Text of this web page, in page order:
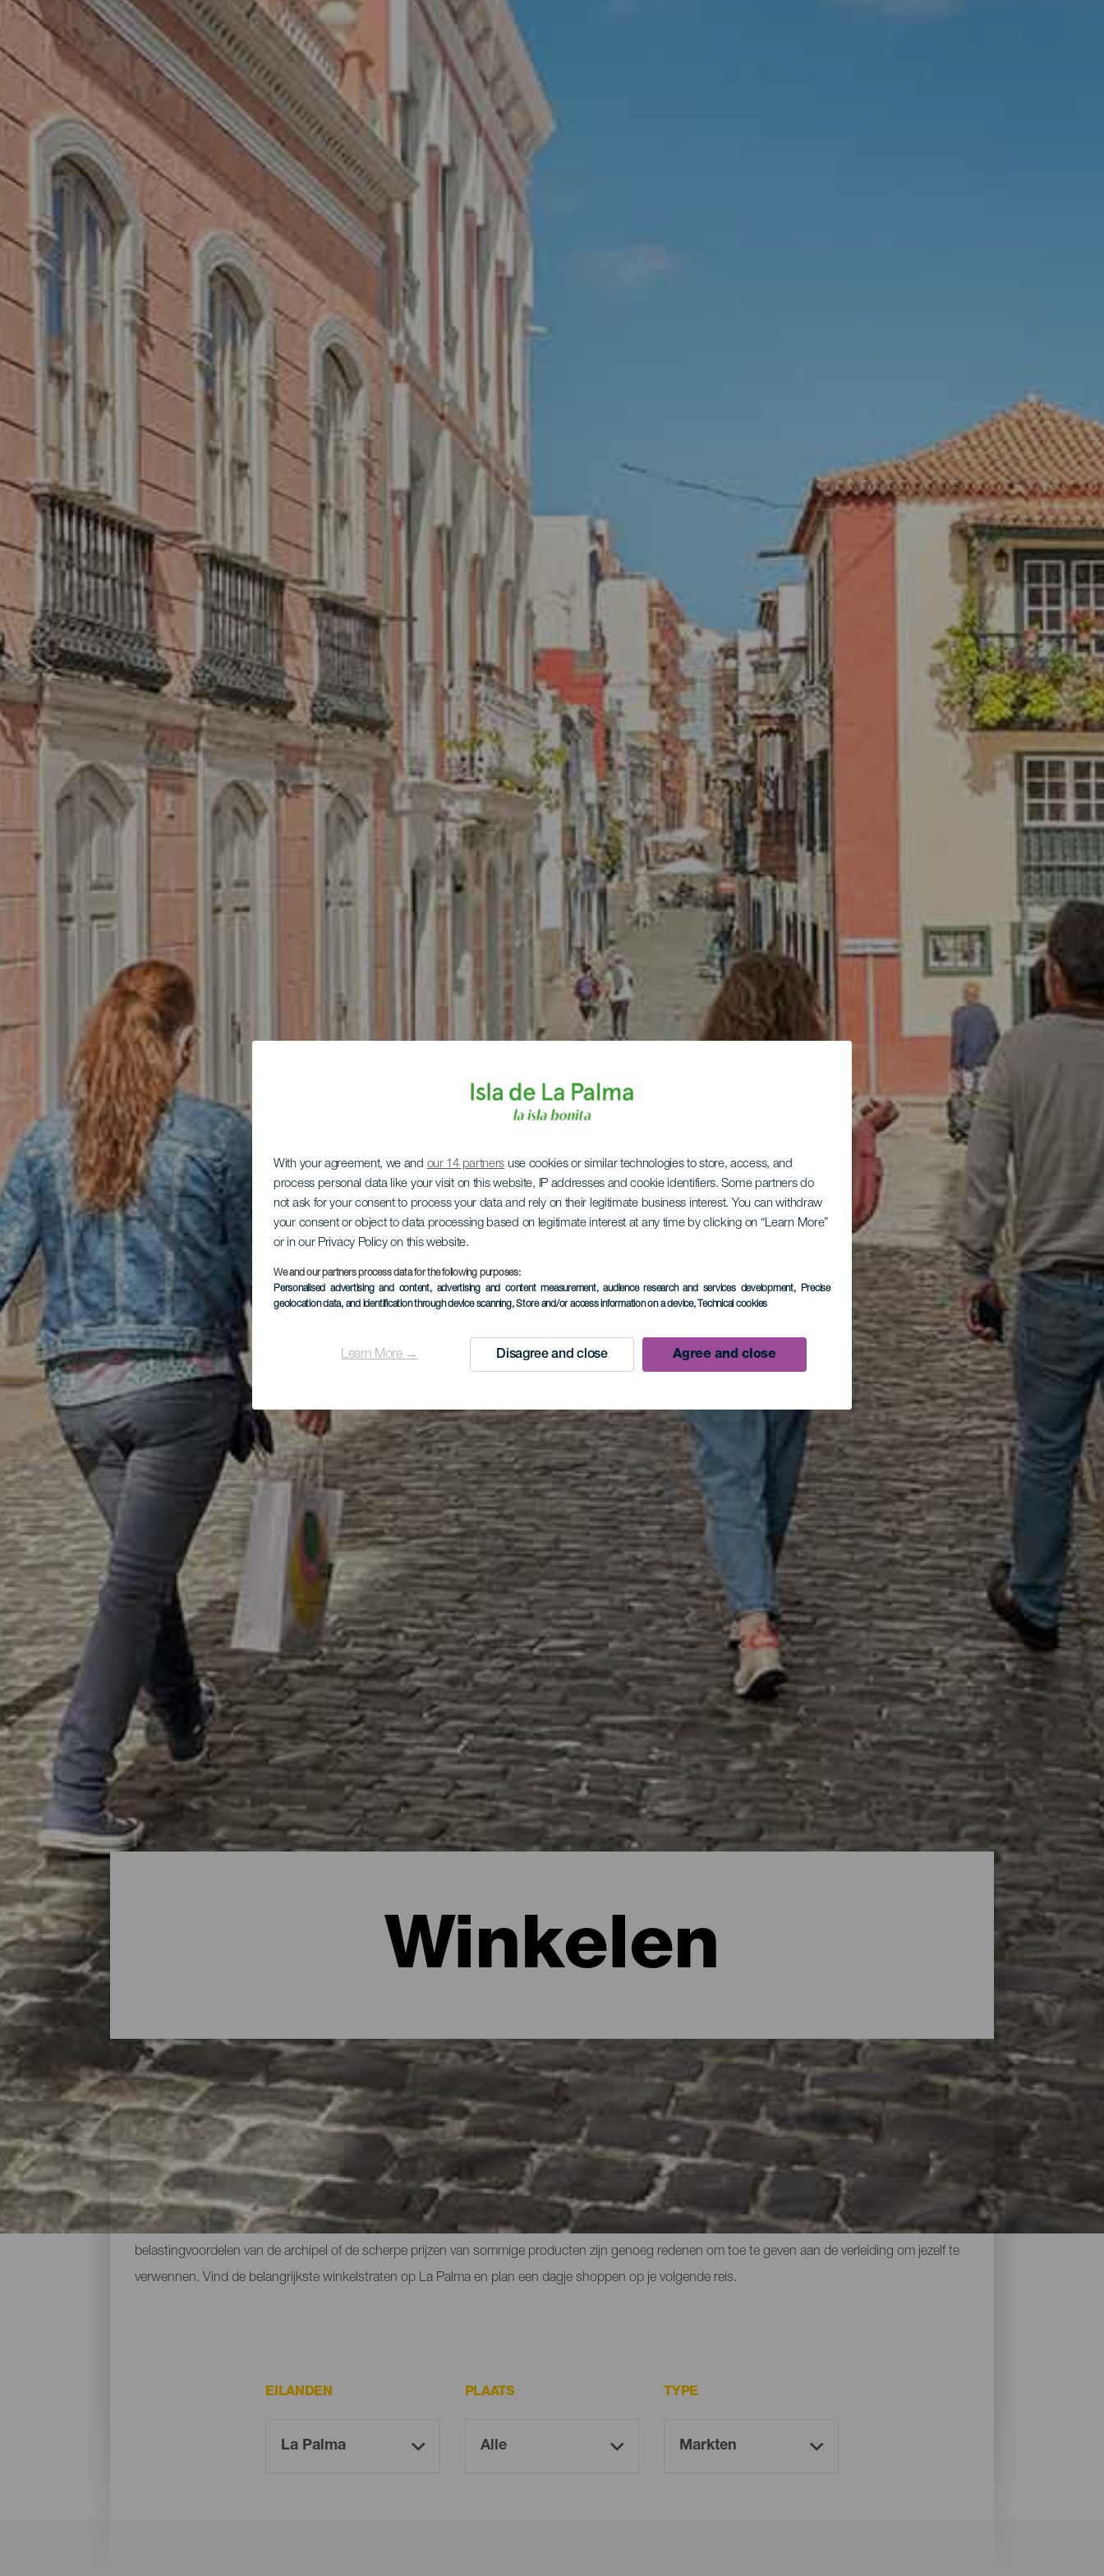
With your agreement, we and our 14 partners use cookies or similar technologies to store, access, and
process personal data like your visit on this website, IP addresses and cookie identifiers. Some partners do
not ask for your consent to process your data and rely on their legitimate business interest. You can withdraw
your consent or object to data processing based on legitimate interest at any time by clicking on “Learn More”
or in our Privacy Policy on this website.
We and our partners process data for the following purposes:
Personalised advertising and content, advertising and content measurement, audience research and services development, Precise
geolocation data, and identification through device scanning, Store and/or access information on a device, Technical cookies
Learn More → Disagree and close Agree and close
Winkelen
Winkelen op La Palma
La Isla Bonita laat altijd een goede herinnering achter, hoewel niet altijd in de vorm van foto's en video's. De winkelgebieden van La Palma zijn een
geweldige manier om een ontspannen dag door te brengen met het ontdekken van de pittoreske straatjes en wat souvenirs mee naar huis te nemen.
De winkels op straatniveau met hun kleurrijke gevels, de straatmarkten vol met verschillende voorbeelden van lokale ambachten, de
belastingvoordelen van de archipel of de scherpe prijzen van sommige producten zijn genoeg redenen om toe te geven aan de verleiding om jezelf te
verwennen. Vind de belangrijkste winkelstraten op La Palma en plan een dagje shoppen op je volgende reis.
EILANDEN PLAATS TYPE